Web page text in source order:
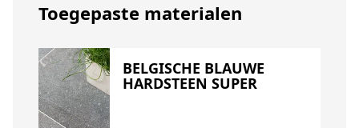
Toegepaste materialen
BELGISCHE BLAUWE
HARDSTEEN SUPER